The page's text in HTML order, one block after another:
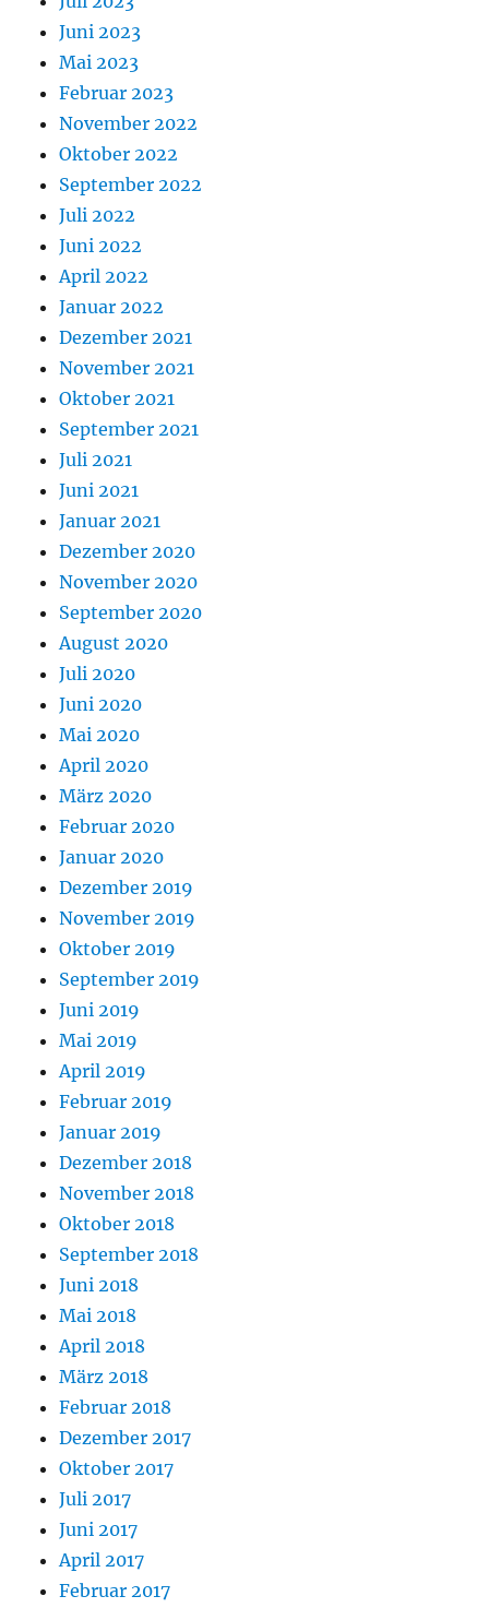
Juni 2023
Mai 2023
Februar 2023
November 2022
Oktober 2022
September 2022
Juli 2022
Juni 2022
April 2022
Januar 2022
Dezember 2021
November 2021
Oktober 2021
September 2021
Juli 2021
Juni 2021
Januar 2021
Dezember 2020
November 2020
September 2020
August 2020
Juli 2020
Juni 2020
Mai 2020
April 2020
März 2020
Februar 2020
Januar 2020
Dezember 2019
November 2019
Oktober 2019
September 2019
Juni 2019
Mai 2019
April 2019
Februar 2019
Januar 2019
Dezember 2018
November 2018
Oktober 2018
September 2018
Juni 2018
Mai 2018
April 2018
März 2018
Februar 2018
Dezember 2017
Oktober 2017
Juli 2017
Juni 2017
April 2017
Februar 2017